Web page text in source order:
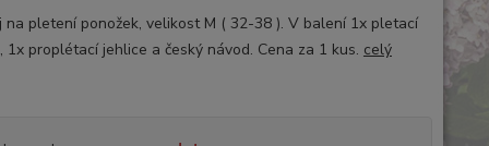
na pletení ponožek, velikost M ( 32-38 ). V balení 1x pletací
1x proplétací jehlice a český návod. Cena za 1 kus. celý